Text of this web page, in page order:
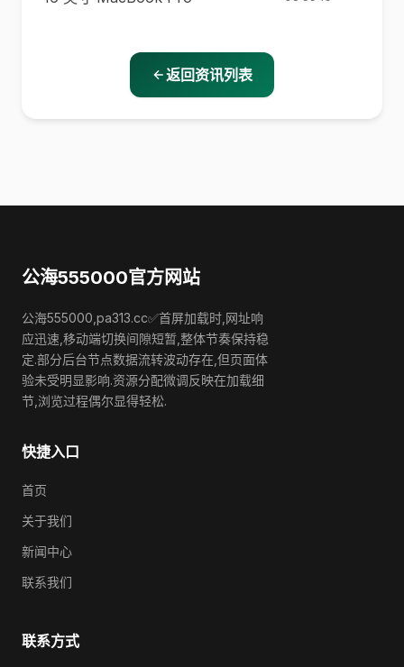
返回资讯列表
公海555000官方网站
公海555000,pa313.cc✅首屏加载时,网址响
应迅速,移动端切换间隙短暂,整体节奏保持稳
定.部分后台节点数据流转波动存在,但页面体
验未受明显影响.资源分配微调反映在加载细
节,浏览过程偶尔显得轻松.
快捷入口
首页
关于我们
新闻中心
联系我们
联系方式